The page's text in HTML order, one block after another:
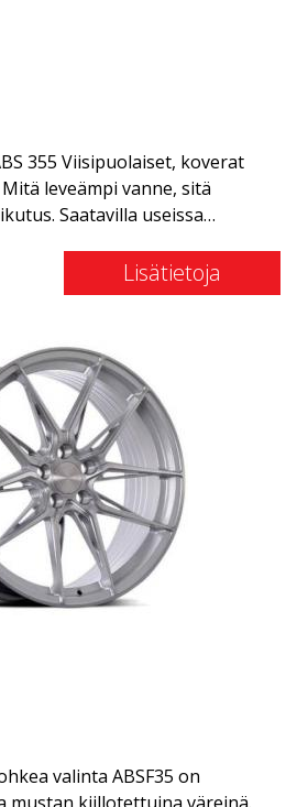
355 Viisipuolaiset, koverat
leveämpi vanne, sitä
Saatavilla useissa
kiillotetuilla puolilla, Täysin
Yhteensopiva useimpien
automerkkien kanssa. Valitset
ja erittäin kestävä. Mikä on
suositun Ruotsissa? Malli on
on urheilullinen ja design on
malli on tehnyt itselleen nimen
fantastisen ja ainutlaatuisen
ABS355:llä teet tavallisesta
ABS355-vanteet jakaa
Wheels.
Lisätietoja
valinta ABSF35 on